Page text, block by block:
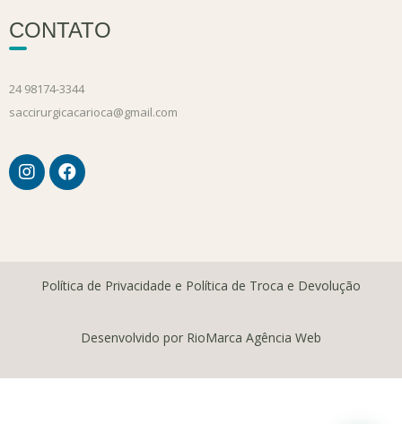
CONTATO
24 98174-3344
saccirurgicacarioca@gmail.com
Política de Privacidade e Política de Troca e Devolução
Desenvolvido por RioMarca Agência Web